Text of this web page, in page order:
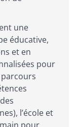
une
éducative,
et en
pour
l’école et